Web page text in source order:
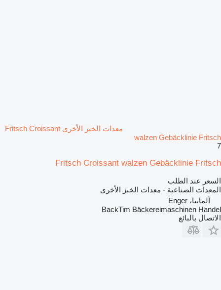
معدات الخبز الأخرى Fritsch Croissant
walzen Gebäcklinie Fritsch
7
Fritsch Croissant walzen Gebäcklinie Fritsch
السعر عند الطلب
المعدات الصناعية - معدات الخبز الأخرى
ألمانيا، Enger
BackTim Bäckereimaschinen Handel
الاتصال بالبائع